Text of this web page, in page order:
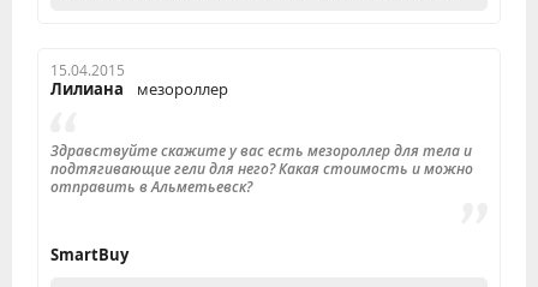
15.04.2015
Лилиана мезороллер
Здравствуйте скажите у вас есть мезороллер для тела и
подтягивающие гели для него? Какая стоимость и можно
отправить в Альметьевск?
SmartBuy